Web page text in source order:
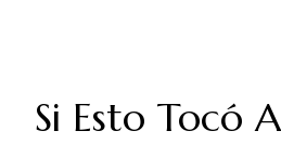
Si Esto Tocó